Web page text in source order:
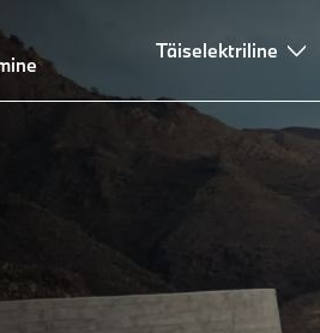
Täiselektriline
Tehnoloogiad Liisimine